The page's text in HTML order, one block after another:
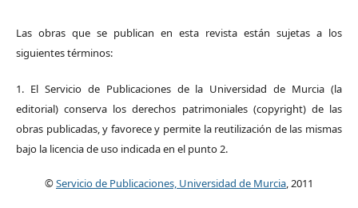
Las obras que se publican en esta revista están sujetas a los
siguientes términos:
1. El Servicio de Publicaciones de la Universidad de Murcia (la
editorial) conserva los derechos patrimoniales (copyright) de las
obras publicadas, y favorece y permite la reutilización de las mismas
bajo la licencia de uso indicada en el punto 2.
©Servicio de Publicaciones, Universidad de Murcia, 2011